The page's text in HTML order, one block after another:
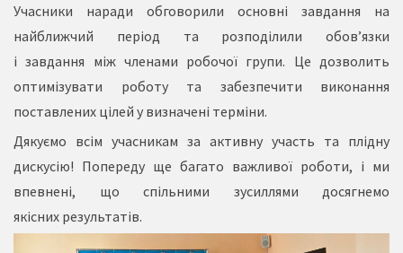
Учасники наради обговорили основні завдання на
найближчий період та розподілили обов’язки
і завдання між членами робочої групи. Це дозволить
оптимізувати роботу та забезпечити виконання
поставлених цілей у визначені терміни.
Дякуємо всім учасникам за активну участь та плідну
дискусію! Попереду ще багато важливої роботи, і ми
впевнені, що спільними зусиллями досягнемо
якісних результатів.